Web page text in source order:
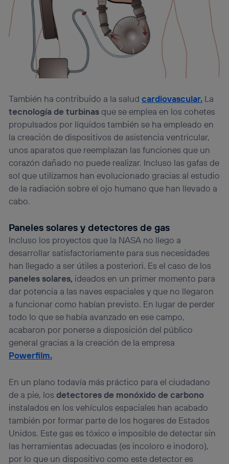
También ha contribuido a la saludcardiovascular. La
tecnología de turbinasque se emplea en los cohetes
propulsados por líquidos también se ha empleado en
la creación de dispositivos de asistencia ventricular,
unos aparatos que reemplazan las funciones que un
corazón dañado no puede realizar. Incluso las gafas de
sol que utilizamos han evolucionado gracias al estudio
de la radiación sobre el ojo humano que han llevado a
cabo.
Paneles solares y detectores de gas
Incluso los proyectos que la NASA no llego a
desarrollar satisfactoriamente para sus necesidades
han llegado a ser útiles a posteriori. Es el caso de los
paneles solares, ideados en un primer momento para
dar potencia a las naves espaciales y que no llegaron
a funcionar como habían previsto. En lugar de perder
todo lo que se había avanzado en ese campo,
acabaron por ponerse a disposición del público
general gracias a la creación de la empresa
Powerfilm.
En un plano todavía más práctico para el ciudadano
de a pie, losdetectores de monóxido de carbono
instalados en los vehículos espaciales han acabado
también por formar parte de los hogares de Estados
Unidos. Este gas es tóxico e imposible de detectar sin
las herramientas adecuadas (es incoloro e inodoro),
por lo que un dispositivo como este detector es